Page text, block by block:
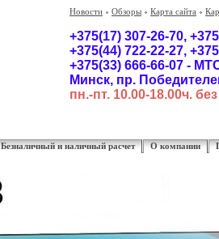
Новости Обзоры Карта сайта
+375(17) 307-26-70,
+375(44) 722-22-27,
+375(33) 666-66-07 -
Минск, пр.
пн.-пт. 10.00-18.00ч.
Безналичный и наличный расчет О компании